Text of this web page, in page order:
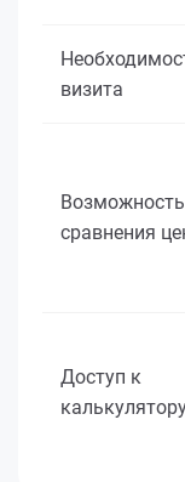
визита
Возможность
сравнения
Доступ к